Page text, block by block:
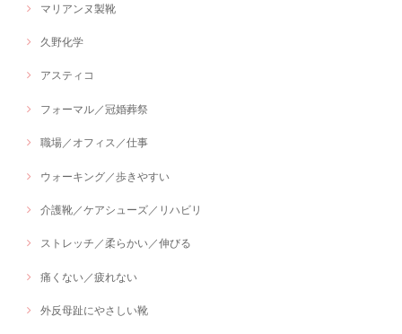
マリアンヌ製靴
久野化学
アスティコ
フォーマル／冠婚葬祭
職場／オフィス／仕事
ウォーキング／歩きやすい
介護靴／ケアシューズ／リハビリ
ストレッチ／柔らかい／伸びる
痛くない／疲れない
外反母趾にやさしい靴